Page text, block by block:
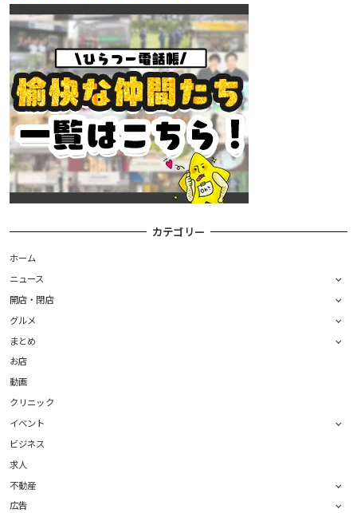
カテゴリー
ホーム
ニュース
開店・閉店
グルメ
まとめ
お店
動画
クリニック
イベント
ビジネス
求人
不動産
広告